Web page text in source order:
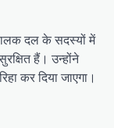
दल के सदस्यों में
हैं। उन्होंने
कर दिया जाएगा।